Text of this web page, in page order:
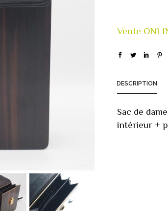
DESCRIPTION
Sac de
intérieur +